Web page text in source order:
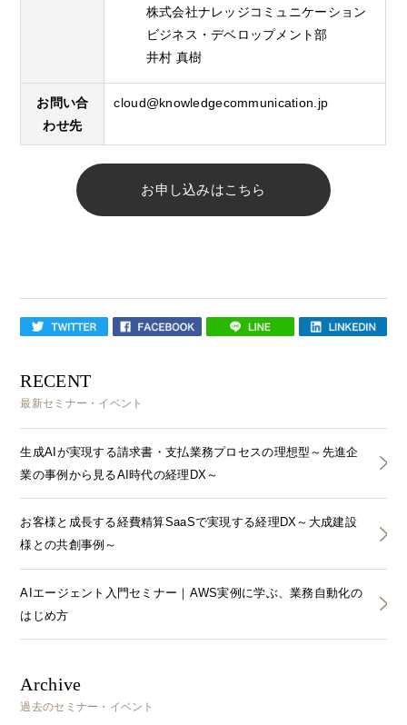
株式会社ナレッジコミュニケーション
ビジネス・デベロップメント部
井村 真樹
お問い合
わせ先
cloud@knowledgecommunication.jp
お申し込みはこちら
RECENT
最新セミナー・イベント
生成AIが実現する請求書・支払業務プロセスの理想型～先進企
業の事例から見るAI時代の経理DX～
お客様と成長する経費精算SaaSで実現する経理DX～大成建設
様との共創事例～
AIエージェント入門セミナー｜AWS実例に学ぶ、業務自動化の
はじめ方
Archive
過去のセミナー・イベント